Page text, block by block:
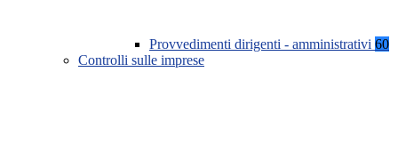
Provvedimenti dirigenti - amministrativi 60
Controlli sulle imprese